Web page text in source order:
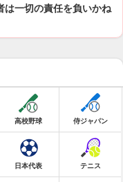
は一切の責任を負いかね
高校野球 侍ジャパン
日本代表 テニス